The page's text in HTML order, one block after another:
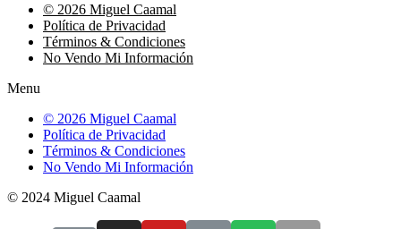
© 2026 Miguel Caamal
Política de Privacidad
Términos & Condiciones
No Vendo Mi Información
Menu
© 2026 Miguel Caamal
Política de Privacidad
Términos & Condiciones
No Vendo Mi Información
© 2024 Miguel Caamal